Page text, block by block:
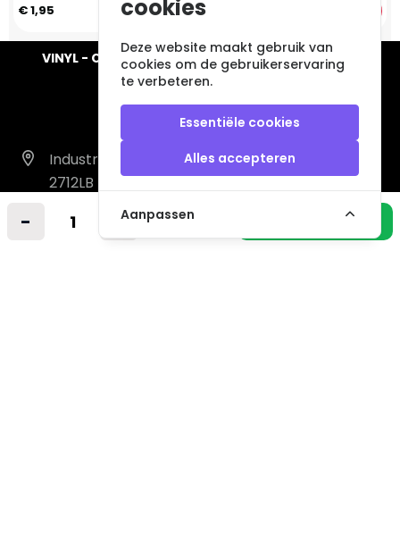
- + In winkelmandje
€ 1,95
VINYL - CD - AUDIO - FURNITURE - COLLECTABLES
Industrieweg 14 A
2712LB Zoetermeer
info@vintagemusicstore.nl
cookies
Deze website maakt gebruik van
cookies om de gebruikerservaring
te verbeteren.
Essentiële cookies
Alles accepteren
Aanpassen